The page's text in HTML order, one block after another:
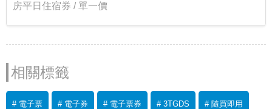
房平日住宿券 / 單一價
相關標籤
# 電子票 # 電子券 # 電子票券 # 3TGDS # 隨買即用